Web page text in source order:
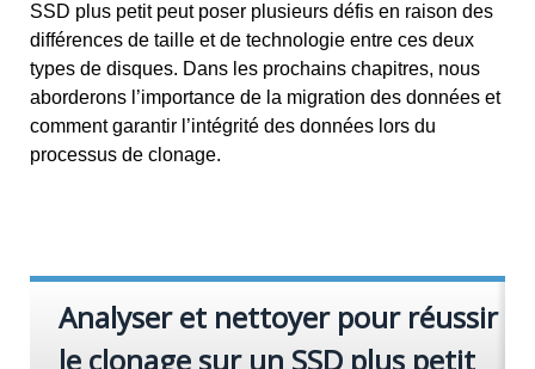
SSD plus petit peut poser plusieurs défis en raison des
différences de taille et de technologie entre ces deux
types de disques. Dans les prochains chapitres, nous
aborderons l’importance de la migration des données et
comment garantir l’intégrité des données lors du
processus de clonage.
Analyser et nettoyer pour réussir
le clonage sur un SSD plus petit